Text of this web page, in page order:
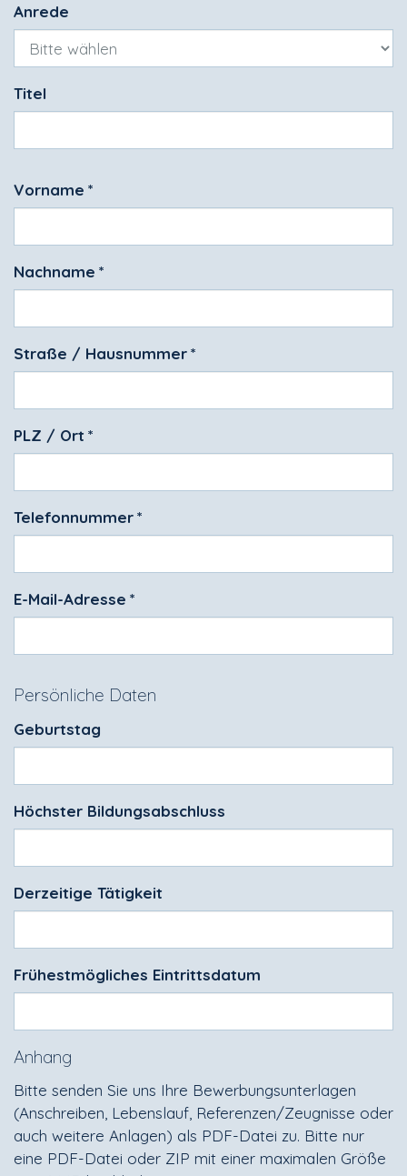
Anrede
Titel
Vorname *
Nachname *
Straße / Hausnummer*
PLZ / Ort *
Telefonnummer*
E-Mail-Adresse *
Persönliche Daten
Geburtstag
Höchster Bildungsabschluss
Derzeitige Tätigkeit
Frühestmögliches Eintrittsdatum
Anhang
Bitte senden Sie uns Ihre Bewerbungsunterlagen
(Anschreiben, Lebenslauf, Referenzen/Zeugnisse oder
auch weitere Anlagen) als PDF-Datei zu. Bitte nur
eine PDF-Datei oder ZIP mit einer maximalen Größe